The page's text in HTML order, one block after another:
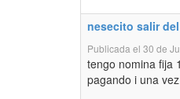
nesecito salir
Publicada el 30 de
tengo nomina fija
pagando i una